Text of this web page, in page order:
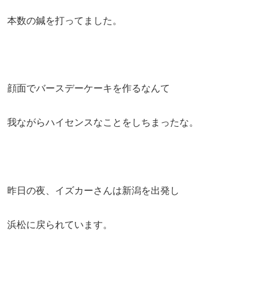
本数の鍼を打ってました。
顔面でバースデーケーキを作るなんて
我ながらハイセンスなことをしちまったな。
昨日の夜、イズカーさんは新潟を出発し
浜松に戻られています。